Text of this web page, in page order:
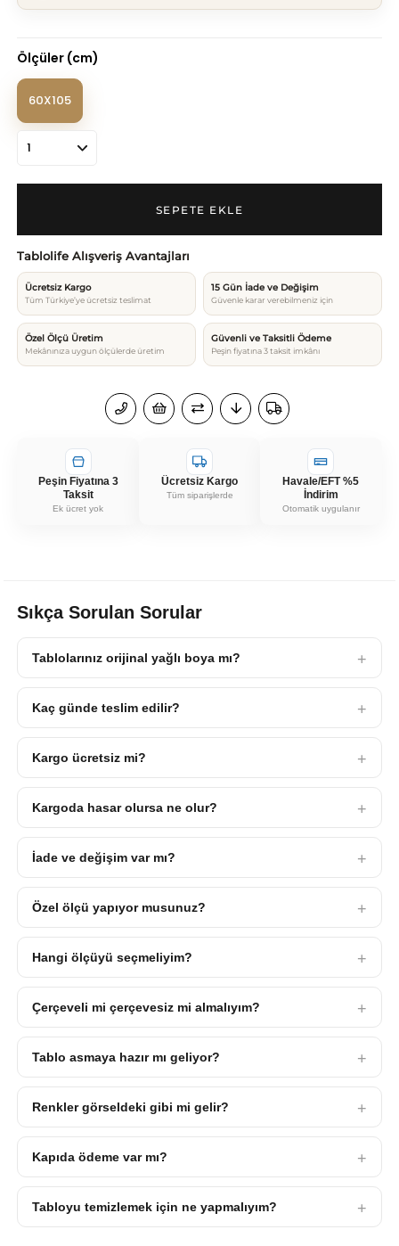
Ölçüler (cm)
60X105
Tablolife Alışveriş Avantajları
Ücretsiz Kargo
Tüm Türkiye’ye ücretsiz teslimat
15 Gün İade ve Değişim
Güvenle karar verebilmeniz için
Özel Ölçü Üretim
Mekânınıza uygun ölçülerde üretim
Güvenli ve Taksitli Ödeme
Peşin fiyatına 3 taksit imkânı
Peşin Fiyatına 3
Taksit
Ek ücret yok
Ücretsiz Kargo
Tüm siparişlerde
Havale/EFT %5
İndirim
Otomatik uygulanır
Sıkça Sorulan Sorular
Tablolarınız orijinal yağlı boya mı?
Kaç günde teslim edilir?
Kargo ücretsiz mi?
Kargoda hasar olursa ne olur?
İade ve değişim var mı?
Özel ölçü yapıyor musunuz?
Hangi ölçüyü seçmeliyim?
Çerçeveli mi çerçevesiz mi almalıyım?
Tablo asmaya hazır mı geliyor?
Renkler görseldeki gibi mi gelir?
Kapıda ödeme var mı?
Tabloyu temizlemek için ne yapmalıyım?